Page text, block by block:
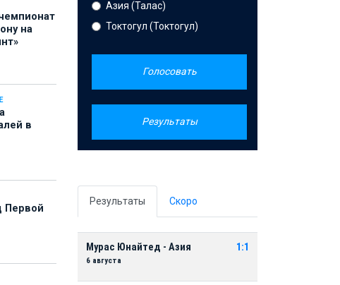
на
в
Первой
Азия (Талас)
Токтогул (Токтогул)
Голосовать
Результаты
Результаты Скоро
Мурас Юнайтед - Азия
6 августа
1:1